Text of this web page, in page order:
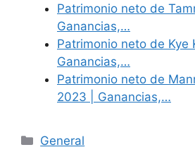
Patrimonio neto de
Ganancias,…
Patrimonio neto de Kye
Ganancias,…
Patrimonio neto de
2023 | Ganancias,…
Categories
General